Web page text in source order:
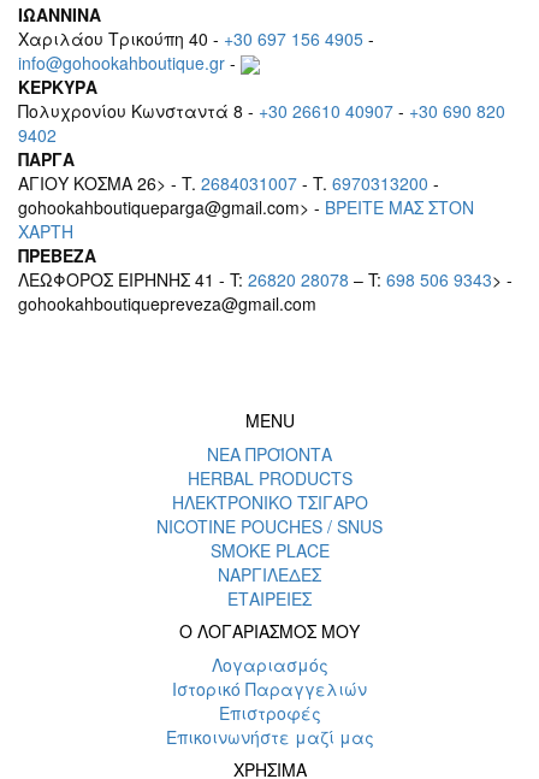
ΙΩΑΝΝΙΝΑ
Χαριλάου Τρικούπη 40 - +30 697 156 4905 -
info@gohookahboutique.gr -
ΚΕΡΚΥΡΑ
Πολυχρονίου Κωνσταντά 8 - +30 26610 40907 - +30 690 820
9402
ΠΑΡΓΑ
ΑΓΙΟΥ ΚΟΣΜΑ 26> - T. 2684031007 - T. 6970313200 -
gohookahboutiqueparga@gmail.com> - BΡEITE MAΣ ΣΤΟΝ
ΧΑΡΤΗ
ΠΡΕΒΕΖΑ
ΛΕΩΦΟΡΟΣ ΕΙΡΗΝΗΣ 41 - T: 26820 28078 – T: 698 506 9343> -
gohookahboutiquepreveza@gmail.com
MENU
ΝΕΑ ΠΡΟΪΟΝΤΑ
HERBAL PRODUCTS
ΗΛΕΚΤΡΟΝΙΚΟ ΤΣΙΓΑΡΟ
NICOTINE POUCHES / SNUS
SMOKE PLACE
ΝΑΡΓΙΛΕΔΕΣ
ΕΤΑΙΡΕΙΕΣ
Ο ΛΟΓΑΡΙΑΣΜΟΣ ΜΟΥ
Λογαριασμός
Ιστορικό Παραγγελιών
Επιστροφές
Επικοινωνήστε μαζί μας
ΧΡΗΣΙΜΑ